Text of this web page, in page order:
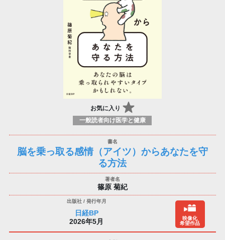
お気に入り
一般読者向け医学と健康
脳を乗っ取る感情（アイツ）からあなたを守
る方法
篠原 菊紀
日経BP
2026年5月
映像化
希望作品